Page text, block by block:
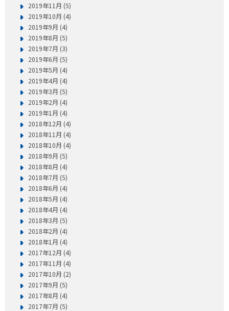
2019年11月 (5)
2019年10月 (4)
2019年9月 (4)
2019年8月 (5)
2019年7月 (3)
2019年6月 (5)
2019年5月 (4)
2019年4月 (4)
2019年3月 (5)
2019年2月 (4)
2019年1月 (4)
2018年12月 (4)
2018年11月 (4)
2018年10月 (4)
2018年9月 (5)
2018年8月 (4)
2018年7月 (5)
2018年6月 (4)
2018年5月 (4)
2018年4月 (4)
2018年3月 (5)
2018年2月 (4)
2018年1月 (4)
2017年12月 (4)
2017年11月 (4)
2017年10月 (2)
2017年9月 (5)
2017年8月 (4)
2017年7月 (5)